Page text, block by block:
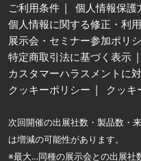
ご利用条件
個人情報保護
個人情報に関する修正・利
展示会・セミナー参加ポリ
特定商取引法に基づく表示
カスタマーハラスメントに
クッキーポリシー
クッキ
次回開催の出展社数・製品数・
は増減の可能性があります。
※最大…同種の展示会との出展社